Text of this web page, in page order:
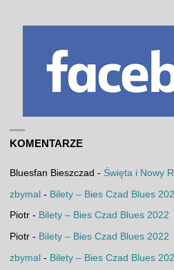
KOMENTARZE
Bluesfan Bieszczad - Święta i Nowy
zbymal- Bilety – Bies Czad Blues
Piotr- Bilety – Bies Czad Blues 2022
Piotr- Bilety – Bies Czad Blues 2022
zbymal - Bilety – Bies Czad Blues